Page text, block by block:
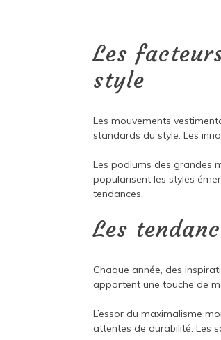
Les
style
Les mouvements
standards du style. Les
Les podiums des grandes
popularisent les styles
tendances.
Les
Chaque année, des
apportent une touche de
L’essor du maximalisme
attentes de durabilité. Les